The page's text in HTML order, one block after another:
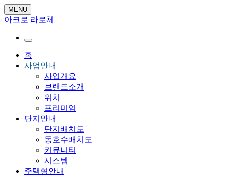
MENU
아크로 라로체
홈
사업안내
사업개요
브랜드소개
위치
프리미엄
단지안내
단지배치도
동호수배치도
커뮤니티
시스템
주택형안내